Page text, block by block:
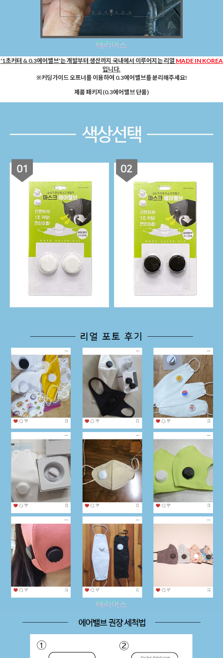
'1초커터 & 0.3에어밸브'는 개발부터 생산까지 국내에서 이루어지는 리얼 MADE IN KOREA
입니다.
※커딩가이드 오프너를 이용하여 0.3에어밸브를 분리해주세요!
제품 패키지(0.3에어밸브 단품)